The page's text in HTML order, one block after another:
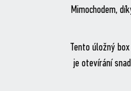
Mimochodem,
Tento úložný
je otevírání